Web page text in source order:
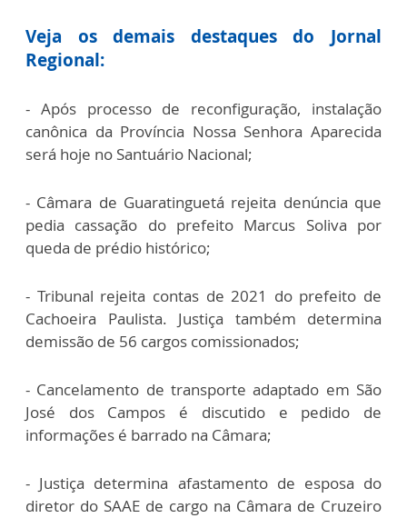
Veja os demais destaques do Jornal
Regional:
- Após processo de reconfiguração, instalação
canônica da Província Nossa Senhora Aparecida
será hoje no Santuário Nacional;
- Câmara de Guaratinguetá rejeita denúncia que
pedia cassação do prefeito Marcus Soliva por
queda de prédio histórico;
- Tribunal rejeita contas de 2021 do prefeito de
Cachoeira Paulista. Justiça também determina
demissão de 56 cargos comissionados;
- Cancelamento de transporte adaptado em São
José dos Campos é discutido e pedido de
informações é barrado na Câmara;
- Justiça determina afastamento de esposa do
diretor do SAAE de cargo na Câmara de Cruzeiro